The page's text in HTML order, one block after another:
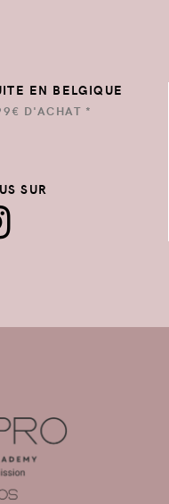
EN BELGIQUE
D'ACHAT *
SUR